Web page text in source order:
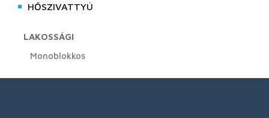
HŐSZIVATTYÚ
LAKOSSÁGI
Monoblokkos